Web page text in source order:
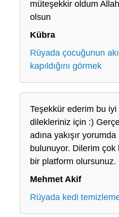
müteşekkir oldum
olsun
Kübra
Rüyada çocuğunun
kapıldığını görmek
Teşekkür ederim bu iyi
dilekleriniz için :)
adına yakışır yorumda
bulunuyor. Dilerim çok
bir platform olursunuz.
Mehmet Akif
Rüyada kedi